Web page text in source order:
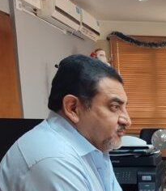
54
PARTICIPÓ
DEL
IZAMIENTO
DE
LA
BANDERA
EN